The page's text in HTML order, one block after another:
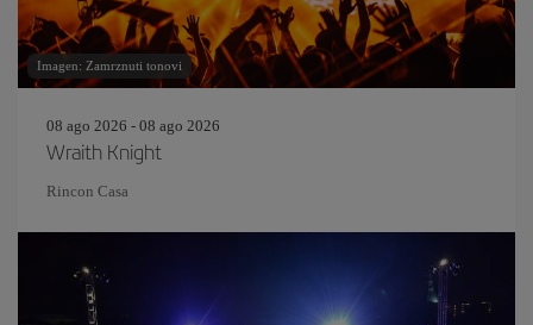
Imagen: Zamrznuti tonovi
08 ago 2026 - 08 ago 2026
Wraith Knight
Rincon Casa